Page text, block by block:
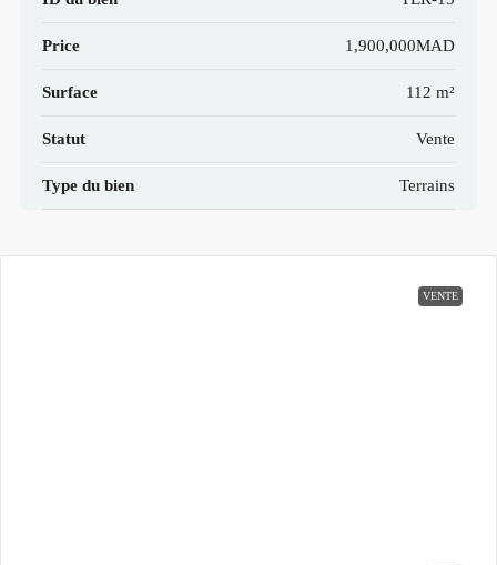
Price 1,900,000MAD
Surface 112 m²
Statut Vente
Type du bien Terrains
VENTE